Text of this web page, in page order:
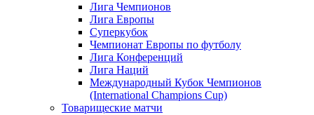
Лига Чемпионов
Лига Европы
Суперкубок
Чемпионат Европы по футболу
Лига Конференций
Лига Наций
Международный Кубок Чемпионов
(International Champions Cup)
Товарищеские матчи